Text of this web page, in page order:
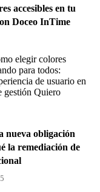
accesibles en tu
Doceo InTime
elegir colores
para todos:
de usuario en
gestión Quiero
nueva obligación
la remediación de